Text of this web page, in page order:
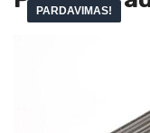
PARDAVIMAS!